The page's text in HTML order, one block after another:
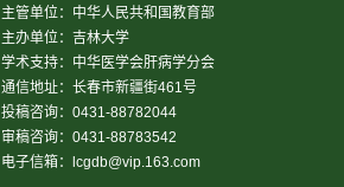
主管单位：中华人民共和国教育部
主办单位：吉林大学
学术支持：中华医学会肝病学分会
通信地址：长春市新疆街461号
投稿咨询：0431-88782044
审稿咨询：0431-88783542
电子信箱：
lcgdb@vip.163.com